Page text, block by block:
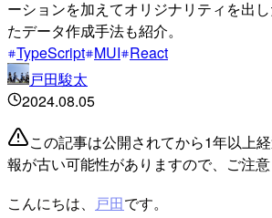
ーションを加えてオリジナリティを出
たデータ作成手法も紹介。
TypeScript MUI React
戸田駿太
2024.08.05
この記事は公開されてから1年以上
報が古い可能性がありますので、ご注意
こんにちは、
戸田です。